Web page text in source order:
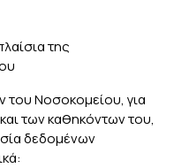
της
του Νοσοκομείου, για
των καθηκόντων του,
δεδομένων